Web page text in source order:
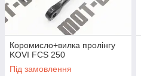
Коромисло+вилка пролінгу
KOVI FCS 250
Під замовлення